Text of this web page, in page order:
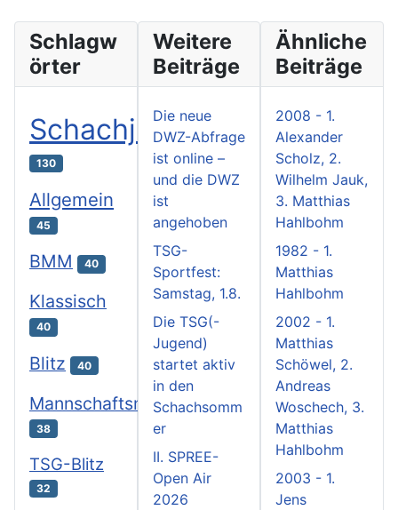
Schlagw
örter
Schachjugend
130
Allgemein
45
BMM 40
Klassisch
40
Blitz 40
Mannschaftsmeisterschaften
38
TSG-Blitz
32
Weitere
Beiträge
Die neue
DWZ-Abfrage
ist online –
und die DWZ
ist
angehoben
TSG-
Sportfest:
Samstag, 1.8.
Die TSG(-
Jugend)
startet aktiv
in den
Schachsomm
er
II. SPREE-
Open Air
2026
Ähnliche
Beiträge
2008 - 1.
Alexander
Scholz, 2.
Wilhelm Jauk,
3. Matthias
Hahlbohm
1982 - 1.
Matthias
Hahlbohm
2002 - 1.
Matthias
Schöwel, 2.
Andreas
Woschech, 3.
Matthias
Hahlbohm
2003 - 1.
Jens